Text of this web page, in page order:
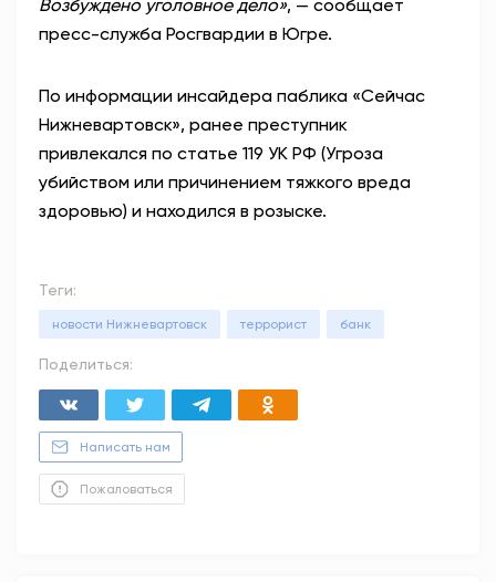
Возбуждено уголовное дело», — сообщает
пресс-служба Росгвардии в Югре.
По информации инсайдера паблика «Сейчас
Нижневартовск», ранее преступник
привлекался по статье 119 УК РФ (Угроза
убийством или причинением тяжкого вреда
здоровью) и находился в розыске.
Теги:
новости Нижневартовск террорист банк
Поделиться:
Написать нам
Пожаловаться